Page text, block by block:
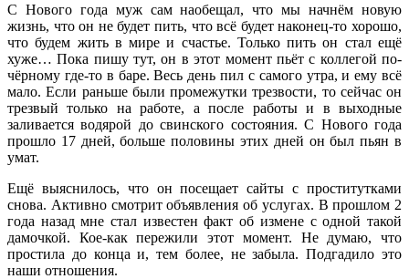
С Нового года муж сам наобещал, что мы начнём новую
жизнь, что он не будет пить, что всё будет наконец-то хорошо,
что будем жить в мире и счастье. Только пить он стал ещё
хуже… Пока пишу тут, он в этот момент пьёт с коллегой по-
чёрному где-то в баре. Весь день пил с самого утра, и ему всё
мало. Если раньше были промежутки трезвости, то сейчас он
трезвый только на работе, а после работы и в выходные
заливается водярой до свинского состояния. С Нового года
прошло 17 дней, больше половины этих дней он был пьян в
умат.
Ещё выяснилось, что он посещает сайты с проститутками
снова. Активно смотрит объявления об услугах. В прошлом 2
года назад мне стал известен факт об измене с одной такой
дамочкой. Кое-как пережили этот момент. Не думаю, что
простила до конца и, тем более, не забыла. Подгадило это
наши отношения.